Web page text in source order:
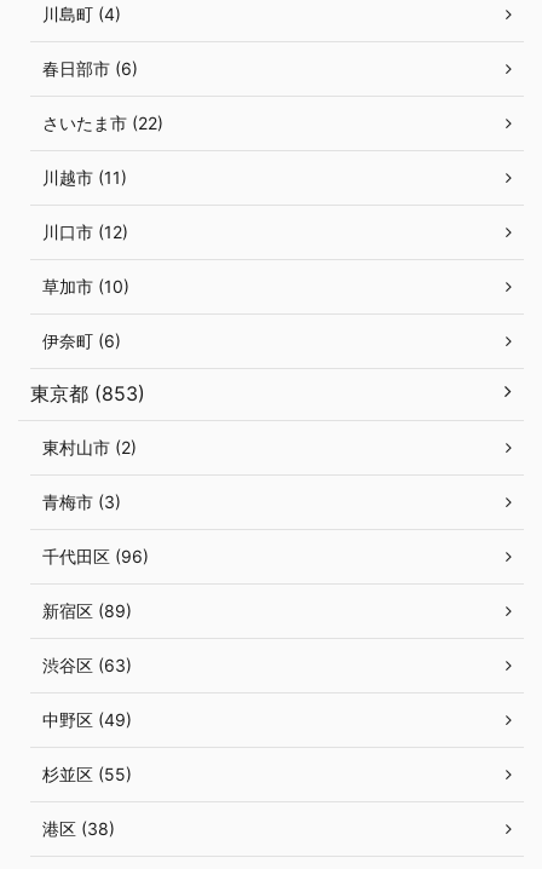
川島町 (4)
春日部市 (6)
さいたま市 (22)
川越市 (11)
川口市 (12)
草加市 (10)
伊奈町 (6)
東京都 (853)
東村山市 (2)
青梅市 (3)
千代田区 (96)
新宿区 (89)
渋谷区 (63)
中野区 (49)
杉並区 (55)
港区 (38)